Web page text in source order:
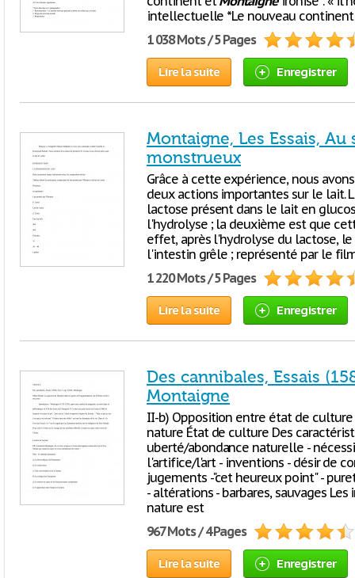
intellectuelle *Le nouveau continent
1 038 Mots / 5 Pages
Lire la suite Enregistrer
Montaigne, Les Essais,
monstrueux
Grâce à cette expérience, nous
deux actions importantes sur le lait.
lactose présent dans le lait en
l'hydrolyse ; la deuxième est que
effet, après l'hydrolyse du lactose,
l'intestin grêle ; représenté par le
1 220 Mots / 5 Pages
Lire la suite Enregistrer
Des cannibales, Essais
Montaigne
II-b) Opposition entre état de
nature État de culture Des
uberté/abondance naturelle -
l'artifice/l'art - inventions - désir de
jugements -"cet heureux point" -
- altérations - barbares, sauvages
nature est
967 Mots / 4 Pages
Lire la suite Enregistrer